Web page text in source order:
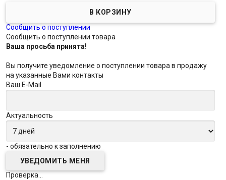
Сообщить о поступлении
Сообщить о поступлении товара
Ваша просьба принята!
Вы получите уведомление о поступлении товара в продажу
на указанные Вами контакты
Ваш E-Mail
Актуальность
- обязательно к заполнению
Проверка...